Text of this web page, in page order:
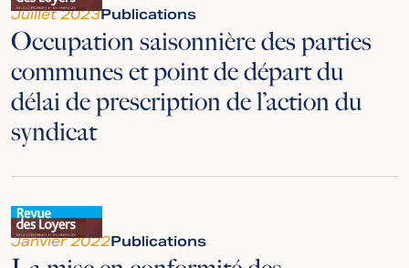
Juillet 2023Publications
Occupation saisonnière des parties
communes et point de départ du
délai de prescription de l’action du
syndicat
Janvier 2022Publications